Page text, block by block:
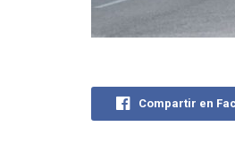
Compartir en